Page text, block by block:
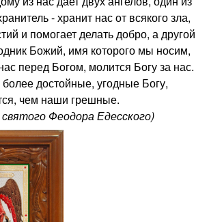
- хранит нас от всякого зла,
и помогает делать добро, а другой
Божий, имя которого мы носим,
перед Богом, молится Богу за нас.
достойные, угодные Богу,
чем наши грешные.
Феодора Едесского)